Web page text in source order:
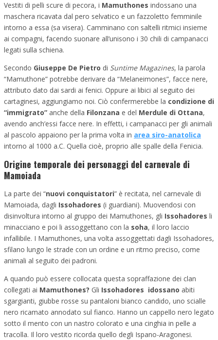
Vestiti di pelli scure di pecora, i Mamuthones indossano una
maschera ricavata dal pero selvatico e un fazzoletto femminile
intorno a essa (sa visera). Camminano con saltelli ritmici insieme
ai compagni, facendo suonare all’unisono i 30 chili di campanacci
legati sulla schiena.
Secondo Giuseppe De Pietro di Suntime Magazines, la parola
“Mamuthone” potrebbe derivare da “Melaneimones”, facce nere,
attributo dato dai sardi ai fenici. Oppure ai libici al seguito dei
cartaginesi, aggiungiamo noi. Ciò confermerebbe la condizione di
“immigrato” anche della Filonzana e del Merdule di Ottana,
avendo anch’essi facce nere. In effetti, i campanacci per gli animali
al pascolo appaiono per la prima volta in area siro-anatolica
intorno al 1000 a.C. Quella cioè, proprio alle spalle della Fenicia.
Origine temporale dei personaggi del carnevale di
Mamoiada
La parte dei “nuovi conquistatori” è recitata, nel carnevale di
Mamoiada, dagli Issohadores (i guardiani). Muovendosi con
disinvoltura intorno al gruppo dei Mamuthones, gli Issohadores li
minacciano e poi li assoggettano con la soha, il loro laccio
infallibile. I Mamuthones, una volta assoggettati dagli Issohadores,
sfilano lungo le strade con un ordine e un ritmo preciso, come
animali al seguito dei padroni.
A quando può essere collocata questa sopraffazione dei clan
collegati ai Mamuthones? Gli Issohadores idossano abiti
sgargianti, giubbe rosse su pantaloni bianco candido, uno scialle
nero ricamato annodato sul fianco. Hanno un cappello nero legato
sotto il mento con un nastro colorato e una cinghia in pelle a
tracolla. Il loro vestito ricorda quello degli Ispano-Aragonesi.